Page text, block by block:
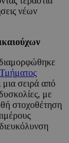
νέων
Τμήματος
σειρά από
με
στοχοθέτηση